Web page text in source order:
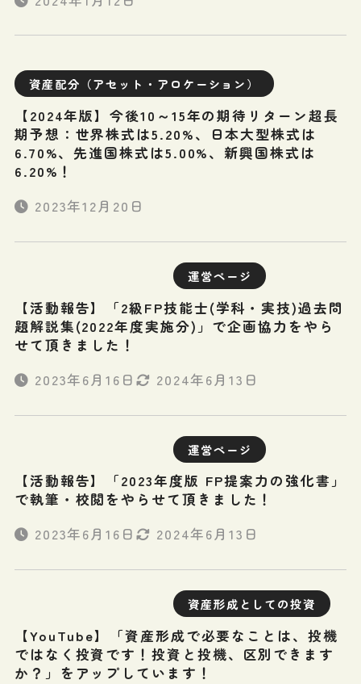
資産配分（アセット・アロケーション）
【2024年版】今後10～15年の期待リターン超長
期予想：世界株式は5.20%、日本大型株式は
6.70%、先進国株式は5.00%、新興国株式は
6.20%！
2023年12月20日
運営ページ
【活動報告】「2級FP技能士(学科・実技)過去問
題解説集(2022年度実施分)」で企画協力をやら
せて頂きました！
2023年6月16日
2024年6月13日
運営ページ
【活動報告】「2023年度版 FP提案力の強化書」
で執筆・校閲をやらせて頂きました！
2023年6月16日
2024年6月13日
資産形成としての投資
【YouTube】「資産形成で必要なことは、投機
ではなく投資です！投資と投機、区別できます
か？」をアップしています！